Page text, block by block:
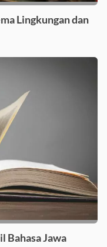
Lingkungan dan
Bahasa Jawa